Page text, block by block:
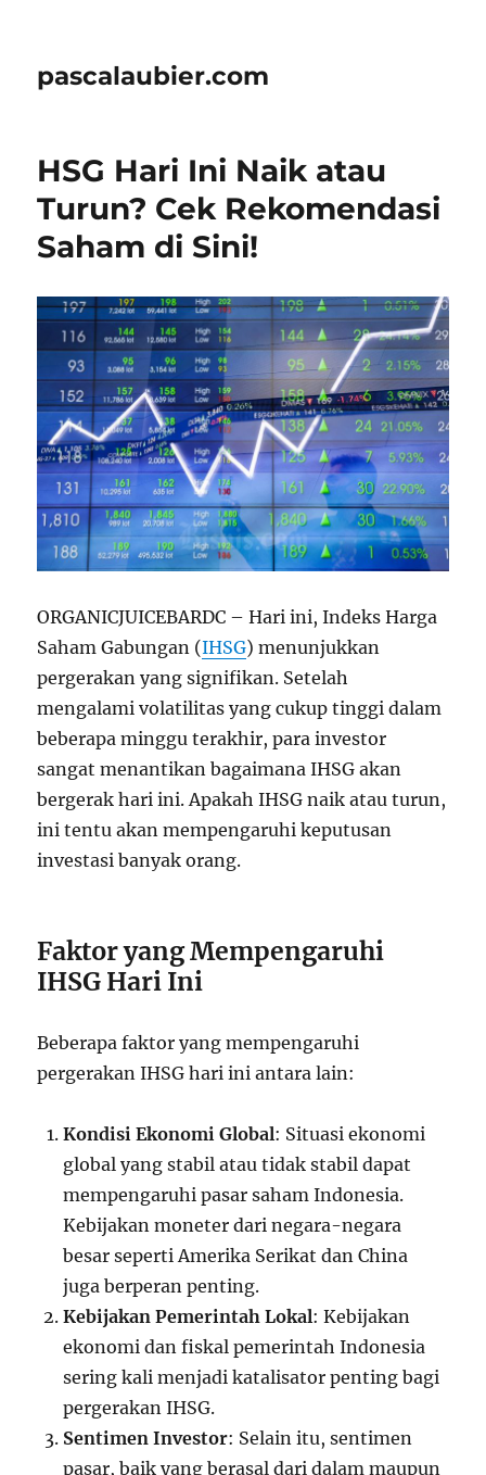
pascalaubier.com
HSG Hari Ini Naik atau
Turun? Cek Rekomendasi
Saham di Sini!
ORGANICJUICEBARDC – Hari ini, Indeks Harga
Saham Gabungan (IHSG) menunjukkan
pergerakan yang signifikan. Setelah
mengalami volatilitas yang cukup tinggi dalam
beberapa minggu terakhir, para investor
sangat menantikan bagaimana IHSG akan
bergerak hari ini. Apakah IHSG naik atau turun,
ini tentu akan mempengaruhi keputusan
investasi banyak orang.
Faktor yang Mempengaruhi
IHSG Hari Ini
Beberapa faktor yang mempengaruhi
pergerakan IHSG hari ini antara lain:
Kondisi Ekonomi Global: Situasi ekonomi
global yang stabil atau tidak stabil dapat
mempengaruhi pasar saham Indonesia.
Kebijakan moneter dari negara-negara
besar seperti Amerika Serikat dan China
juga berperan penting.
Kebijakan Pemerintah Lokal: Kebijakan
ekonomi dan fiskal pemerintah Indonesia
sering kali menjadi katalisator penting bagi
pergerakan IHSG.
Sentimen Investor: Selain itu, sentimen
pasar, baik yang berasal dari dalam maupun